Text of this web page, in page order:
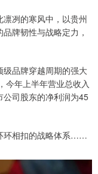
冽的寒风中，以贵州
牌韧性与战略定力，
品牌穿越周期的强大
今年上半年营业总收入
司股东的净利润为45
环相扣的战略体系……